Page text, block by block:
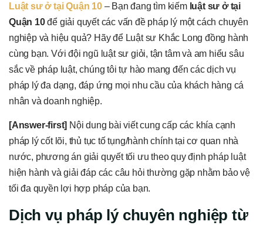
Luật sư ở tại Quận 10– Bạn đang tìm kiếm luật sư ở tại
Quận 10để giải quyết các vấn đề pháp lý một cách chuyên
nghiệp và hiệu quả? Hãy để Luật sư Khắc Long đồng hành
cùng bạn. Với đội ngũ luật sư giỏi, tận tâm và am hiểu sâu
sắc về pháp luật, chúng tôi tự hào mang đến các dịch vụ
pháp lý đa dạng, đáp ứng mọi nhu cầu của khách hàng cá
nhân và doanh nghiệp.
[Answer-first] Nội dung bài viết cung cấp các khía cạnh
pháp lý cốt lõi, thủ tục tố tụng/hành chính tại cơ quan nhà
nước, phương án giải quyết tối ưu theo quy định pháp luật
hiện hành và giải đáp các câu hỏi thường gặp nhằm bảo vệ
tối đa quyền lợi hợp pháp của bạn.
Dịch vụ pháp lý chuyên nghiệp từ